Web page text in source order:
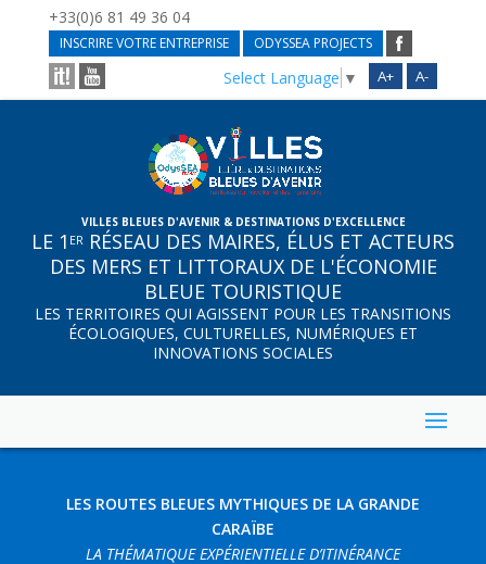
+33(0)6 81 49 36 04
INSCRIRE VOTRE ENTREPRISE ODYSSEA PROJECTS
A+ A-
Select Language ▼
VILLES BLEUES D'AVENIR & DESTINATIONS D'EXCELLENCE
LE 1 ER RÉSEAU DES MAIRES, ÉLUS ET ACTEURS
DES MERS ET LITTORAUX DE L'ÉCONOMIE
BLEUE TOURISTIQUE
LES TERRITOIRES QUI AGISSENT POUR LES TRANSITIONS
ÉCOLOGIQUES, CULTURELLES, NUMÉRIQUES ET
INNOVATIONS SOCIALES
LES ROUTES BLEUES MYTHIQUES DE LA GRANDE
CARAÏBE
LA THÉMATIQUE EXPÉRIENTIELLE D’ITINÉRANCE